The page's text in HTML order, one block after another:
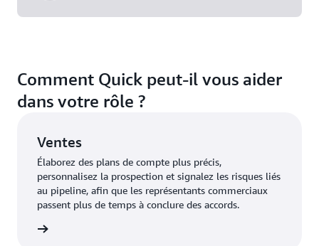
Comment Quick peut-il vous aider
dans votre rôle ?
Ventes
Élaborez des plans de compte plus précis,
personnalisez la prospection et signalez les risques liés
au pipeline, afin que les représentants commerciaux
passent plus de temps à conclure des accords.